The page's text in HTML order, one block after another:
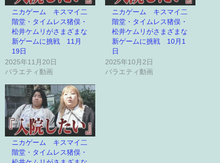
ニカゲーム キスマイ二
階堂・タイムレス猪俣・
松井ケムリがさまざまな
新ゲームに挑戦 11月
19日
2025年11月20日
バラエティ動画
ニカゲーム キスマイ二
階堂・タイムレス猪俣・
松井ケムリがさまざまな
新ゲームに挑戦 10月1
日
2025年10月2日
バラエティ動画
ニカゲーム キスマイ二
階堂・タイムレス猪俣・